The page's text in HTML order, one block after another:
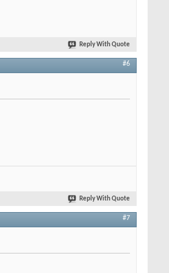
Reply With Quote
#6
Reply With Quote
#7